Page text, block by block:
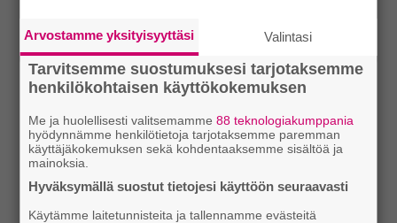
Arvostamme yksityisyyttäsi Valintasi
Tarvitsemme suostumuksesi tarjotaksemme
henkilökohtaisen käyttökokemuksen
Me ja huolellisesti valitsemamme88 teknologiakumppania
hyödynnämme henkilötietoja tarjotaksemme paremman
käyttäjäkokemuksen sekä kohdentaaksemme sisältöä ja
mainoksia.
Hyväksymällä suostut tietojesi käyttöön seuraavasti
Käytämme laitetunnisteita ja tallennamme evästeitä